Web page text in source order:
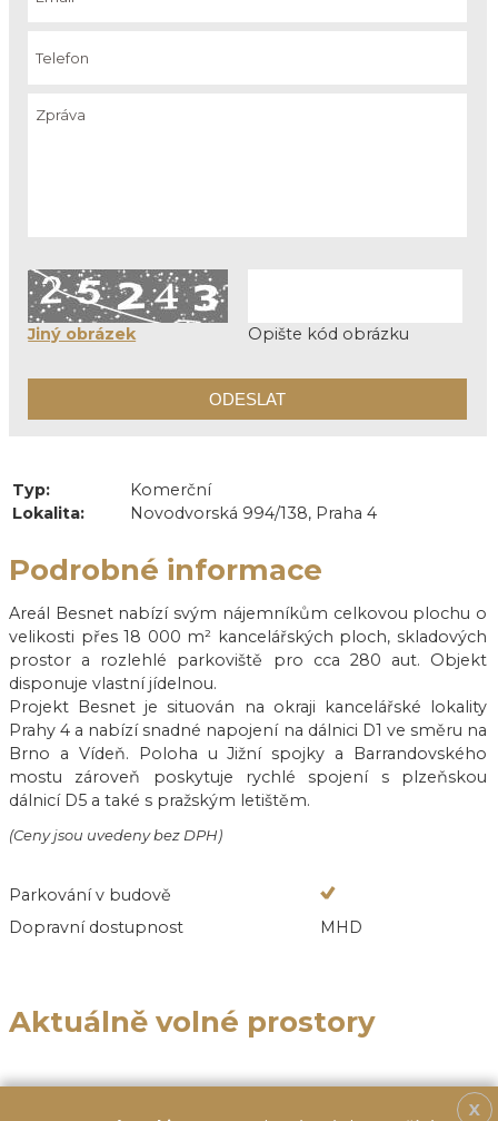
Jiný obrázek Opište kód obrázku
Typ:
Komerční
Lokalita:
Novodvorská 994/138, Praha 4
Podrobné informace
Areál Besnet nabízí svým nájemníkům celkovou plochu o
velikosti přes 18 000 m² kancelářských ploch, skladových
prostor a rozlehlé parkoviště pro cca 280 aut. Objekt
disponuje vlastní jídelnou.
Projekt Besnet je situován na okraji kancelářské lokality
Prahy 4 a nabízí snadné napojení na dálnici D1 ve směru na
Brno a Vídeň. Poloha u Jižní spojky a Barrandovského
mostu zároveň poskytuje rychlé spojení s plzeňskou
dálnicí D5 a také s pražským letištěm.
(Ceny jsou uvedeny bez DPH)
Parkování v budově
Dopravní dostupnost
MHD
Aktuálně volné prostory
X